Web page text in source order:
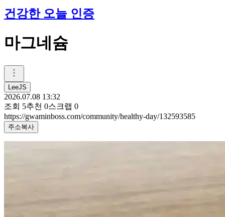
건강한 오늘 인증
마그네슘
LeeJS
2026.07.08 13:32
조회 5추천 0스크랩 0
https://gwaminboss.com/community/healthy-day/132593585
주소복사